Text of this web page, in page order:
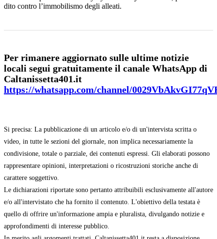
dito contro l’immobilismo degli alleati.
Per rimanere aggiornato sulle ultime notizie
locali segui gratuitamente il canale WhatsApp di
Caltanissetta401.it
https://whatsapp.com/channel/
Si precisa: La pubblicazione di un articolo e/o di un'intervista scritta o
video, in tutte le sezioni del giornale, non implica necessariamente la
condivisione, totale o parziale, dei contenuti espressi. Gli elaborati possono
rappresentare opinioni, interpretazioni o ricostruzioni storiche anche di
carattere soggettivo.
Le dichiarazioni riportate sono pertanto attribuibili esclusivamente all'autore
e/o all'intervistato che ha fornito il contenuto. L'obiettivo della testata è
quello di offrire un'informazione ampia e pluralista, divulgando notizie e
approfondimenti di interesse pubblico.